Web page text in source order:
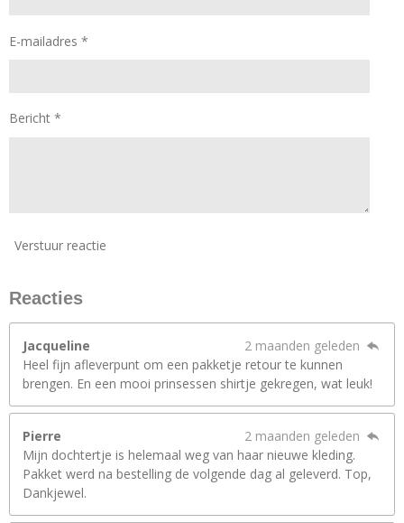
E-mailadres *
Bericht *
Verstuur reactie
Reacties
Jacqueline
2 maanden geleden
Heel fijn afleverpunt om een pakketje retour te kunnen
brengen. En een mooi prinsessen shirtje gekregen, wat leuk!
Pierre
2 maanden geleden
Mijn dochtertje is helemaal weg van haar nieuwe kleding.
Pakket werd na bestelling de volgende dag al geleverd. Top,
Dankjewel.